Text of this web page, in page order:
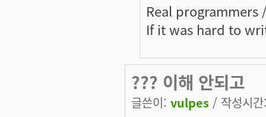
Real
If it was hard to
??? 이해 안되고
글쓴이: vulpes / 작성시